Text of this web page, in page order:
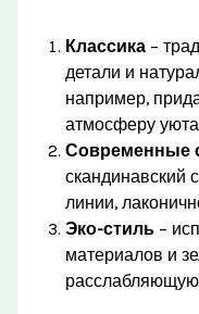
Классика –
детали и
например,
атмосферу
Современные
скандинавский
линии,
Эко-стиль –
материалов и
расслабляющую